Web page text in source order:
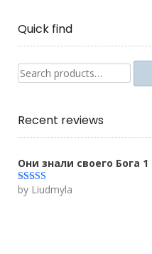
Quick find
Search
for:
Recent reviews
Они знали своего Бога 1
Rated5out
by Liudmyla